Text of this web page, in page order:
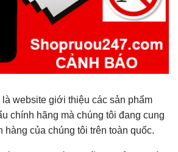
là website giới thiệu các sản phẩm
chính hãng mà chúng tôi đang cung
hàng của chúng tôi trên toàn quốc.